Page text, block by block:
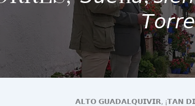
𝗔𝗟𝗧𝗢 𝗚𝗨𝗔𝗗𝗔𝗟𝗤𝗨𝗜𝗩𝗜𝗥, ¡𝗧𝗔𝗡